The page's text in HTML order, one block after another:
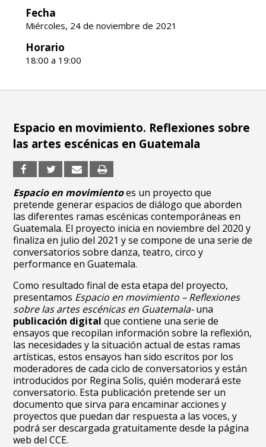
Fecha
Miércoles, 24 de noviembre de 2021
Horario
18:00 a 19:00
Espacio en movimiento. Reflexiones sobre
las artes escénicas en Guatemala
Espacio en movimientoes un proyecto que
pretende generar espacios de diálogo que aborden
las diferentes ramas escénicas contemporáneas en
Guatemala. El proyecto inicia en noviembre del 2020 y
finaliza en julio del 2021 y se compone de una serie de
conversatorios sobre danza, teatro, circo y
performance en Guatemala.
Como resultado final de esta etapa del proyecto,
presentamos Espacio en movimiento – Reflexiones
sobre las artes escénicas en Guatemala-una
publicación digital que contiene una serie de
ensayos que recopilan información sobre la reflexión,
las necesidades y la situación actual de estas ramas
artísticas, estos ensayos han sido escritos por los
moderadores de cada ciclo de conversatorios y están
introducidos por Regina Solis, quién moderará este
conversatorio. Esta publicación pretende ser un
documento que sirva para encaminar acciones y
proyectos que puedan dar respuesta a las voces, y
podrá ser descargada gratuitamente desde la página
web del CCE.